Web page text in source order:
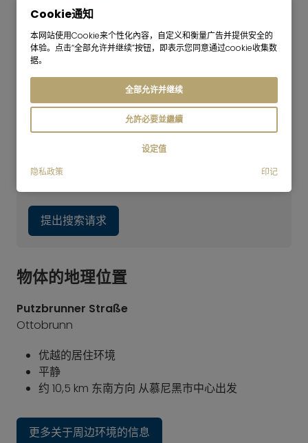
还没有找到合适的公寓吗？
我們的租賃團隊很樂意為您提供搜尋協助。請致電
+49 89 3408 230 或填寫我們的搜尋查詢表。我們
將盡快與您聯繫。此外，我們也提供週六預約服
提出搜索请求
物体的地理位置
Putzbrunner Straße
Ottobrunn
优越的居住环境
平静
约 10,5 km 东南方向 从慕尼黑市中心出发
更多关于周边环境的信息
Cookie通知
本网站使用Cookie来个性化內容，自定义和衡量广告并提供安全的
体验。点击“全部允许并继续”按钮，即表示您同意通过cookie收集数
据。
全部允许并继续
允許必要並繼續
设定值
隐私政策
印记